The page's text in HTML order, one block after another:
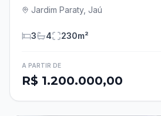
Jardim Paraty, Jaú
3 4 230m²
A PARTIR DE
R$ 1.200.000,00